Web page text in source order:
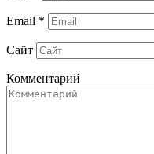
Email *
Сайт
Комментарий